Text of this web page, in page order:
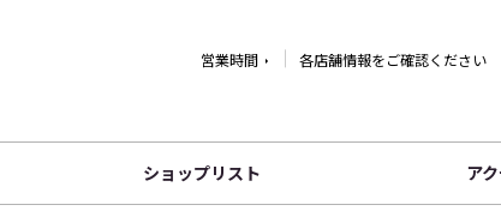
営業時間 各店舗情報をご確認ください
ショップリスト ア